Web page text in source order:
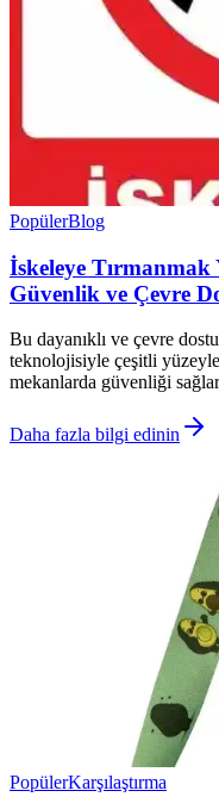
PopülerBlog
İskeleye Tırmanmak
Güvenlik ve Çevre
Bu dayanıklı ve çevre
teknolojisiyle çeşitli
mekanlarda güvenliği
Daha fazla bilgi edinin
PopülerKarşılaştırma